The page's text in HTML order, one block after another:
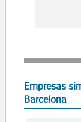
Empresas
Barcelona